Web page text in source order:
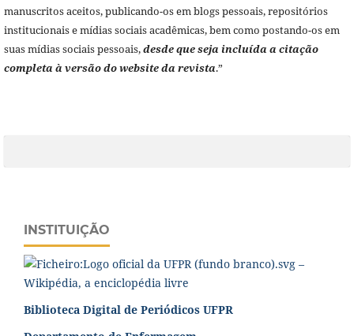
manuscritos aceitos, publicando-os em blogs pessoais, repositórios
institucionais e mídias sociais acadêmicas, bem como postando-os em
suas mídias sociais pessoais,desde que seja incluída a citação
completa à versão do website da revista.”
INSTITUIÇÃO
Biblioteca Digital de Periódicos UFPR